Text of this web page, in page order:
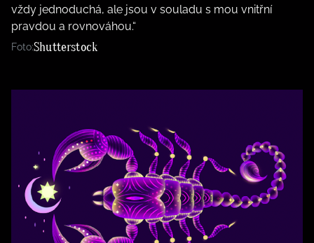
vždy jednoduchá, ale jsou v souladu s mou vnitřní
pravdou a rovnováhou.“
Foto:Shutterstock